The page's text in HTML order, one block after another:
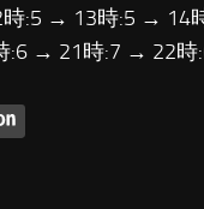
:5 → 13時:5 → 14
:6 → 21時:7 → 22